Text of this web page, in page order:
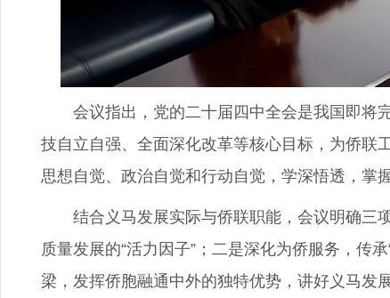
会议指出，党的二十届四中全会是我国即将完
技自立自强、全面深化改革等核心目标，为侨联
思想自觉、政治自觉和行动自觉，学深悟透，掌
结合义马发展实际与侨联职能，会议明确三项
质量发展的“活力因子”；二是深化为侨服务，传
梁，发挥侨胞融通中外的独特优势，讲好义马发